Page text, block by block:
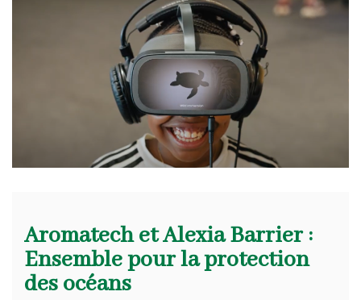
Aromatech et Alexia Barrier :
Ensemble pour la protection
des océans